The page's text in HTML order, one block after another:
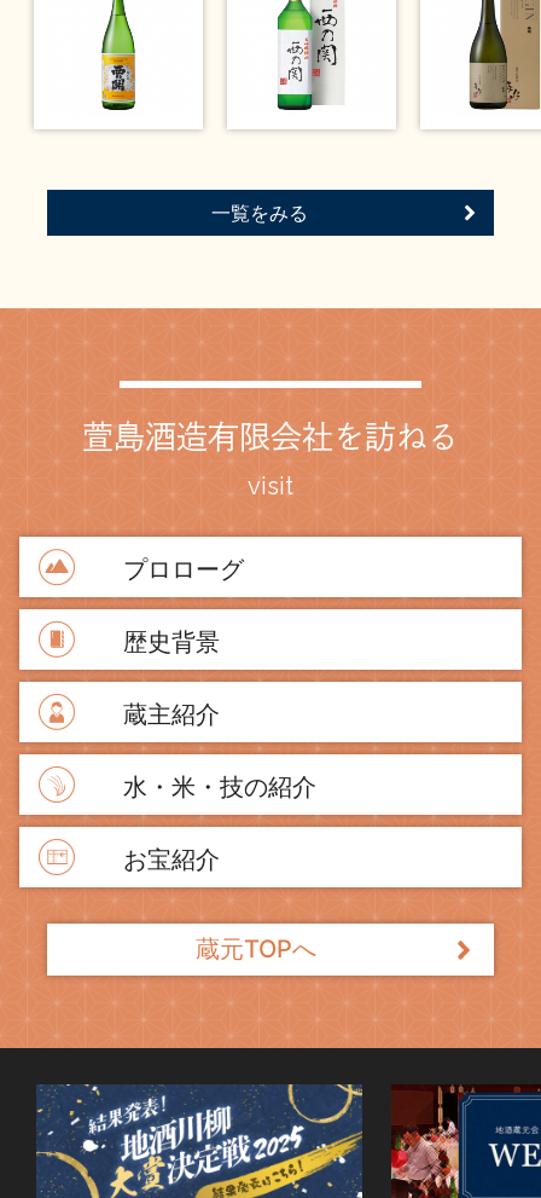
一覧をみる
萱島酒造有限会社を訪ねる
visit
プロローグ
歴史背景
蔵主紹介
水・米・技の紹介
お宝紹介
蔵元TOPへ